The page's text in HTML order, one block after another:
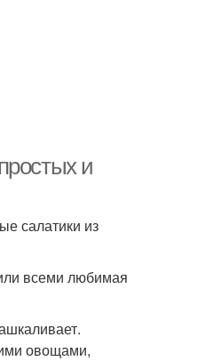
и
салатики из
всеми любимая
овощами,